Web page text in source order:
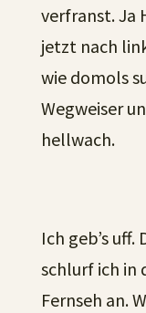
verfranst. Ja
jetzt nach
wie domols
Wegweiser
hellwach.
Ich geb’s
schlurf ich in
Fernseh an.